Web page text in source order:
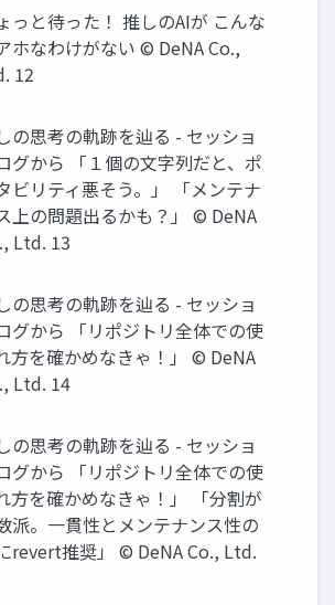
っと待った！ 推しのAIが こんな
ホなわけがない © DeNA Co.,
12
の思考の軌跡を辿る - セッショ
グから 「１個の文字列だと、ポ
ビリティ悪そう。」 「メンテナ
上の問題出るかも？」 © DeNA
Ltd. 13
の思考の軌跡を辿る - セッショ
グから 「リポジトリ全体での使
方を確かめなきゃ！」 © DeNA
Ltd. 14
の思考の軌跡を辿る - セッショ
グから 「リポジトリ全体での使
方を確かめなきゃ！」 「分割が
派。一貫性とメンテナンス性の
revert推奨」 © DeNA Co., Ltd.